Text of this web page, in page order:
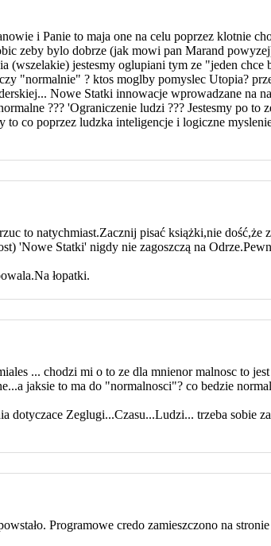
i Panie to maja one na celu poprzez klotnie
zeby bylo dobrze (jak mowi pan Marand
(wszelakie) jestesmy oglupiani tym ze "jeden
"normalnie" ? ktos moglby pomyslec Utopia?
Nowe Statki innowacje wprowadzane na
??? 'Ograniczenie ludzi ??? Jestesmy po
co poprzez ludzka inteligencje i logiczne
to natychmiast.Zacznij pisać książki,nie
'Nowe Statki' nigdy nie zagoszczą na
łopatki.
... chodzi mi o to ze dla mnienor malnosc to
jaksie to ma do "normalnosci"? co bedzie
Zeglugi...Czasu...Ludzi... trzeba sobie
Programowe credo zamieszczono na stronie